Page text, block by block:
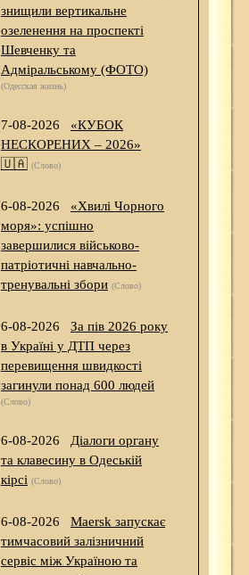
знищили вертикальне
озеленення на проспекті
Шевченку та
Адміральському (ФОТО)
(Одесская жизнь)
7-08-2026
«КУБОК
НЕСКОРЕНИХ – 2026»
🇺🇦 (Слово)
6-08-2026
«Хвилі Чорного
моря»: успішно
завершилися військово-
патріотичні навчально-
тренувальні збори (Слово)
6-08-2026
За пів 2026 року
в Україні у ДТП через
перевищення швидкості
загинули понад 600 людей
(Слово)
6-08-2026
Діалоги органу
та клавесину в Одеській
кірсі (Слово)
6-08-2026
Maersk запускає
тимчасовий залізничний
сервіс між Україною та